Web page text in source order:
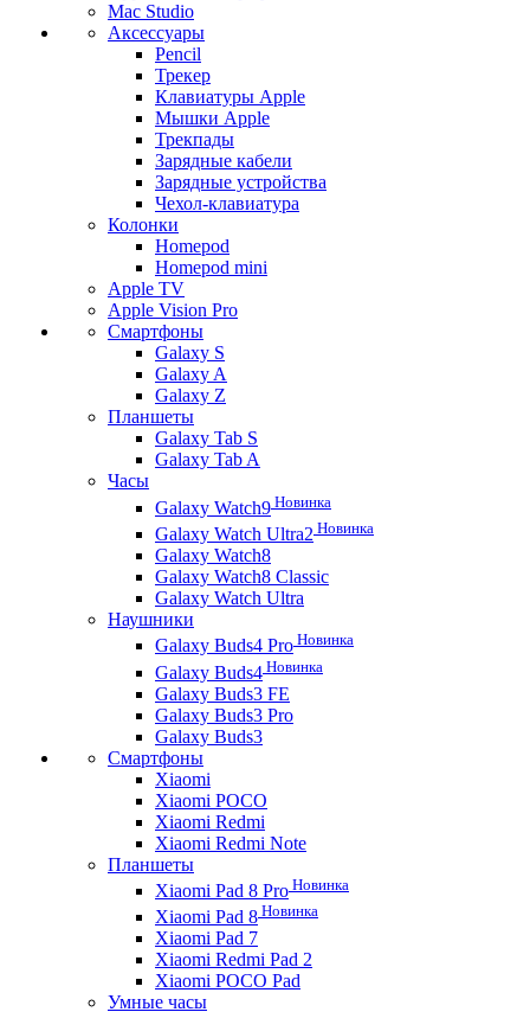
Mac Studio
Аксессуары
Pencil
Трекер
Клавиатуры Apple
Мышки Apple
Трекпады
Зарядные кабели
Зарядные устройства
Чехол-клавиатура
Колонки
Homepod
Homepod mini
Apple TV
Apple Vision Pro
Смартфоны
Galaxy S
Galaxy A
Galaxy Z
Планшеты
Galaxy Tab S
Galaxy Tab A
Часы
Galaxy Watch9 Новинка
Galaxy Watch Ultra2 Новинка
Galaxy Watch8
Galaxy Watch8 Classic
Galaxy Watch Ultra
Наушники
Galaxy Buds4 Pro Новинка
Galaxy Buds4 Новинка
Galaxy Buds3 FE
Galaxy Buds3 Pro
Galaxy Buds3
Смартфоны
Xiaomi
Xiaomi POCO
Xiaomi Redmi
Xiaomi Redmi Note
Планшеты
Xiaomi Pad 8 Pro Новинка
Xiaomi Pad 8 Новинка
Xiaomi Pad 7
Xiaomi Redmi Pad 2
Xiaomi POCO Pad
Умные часы